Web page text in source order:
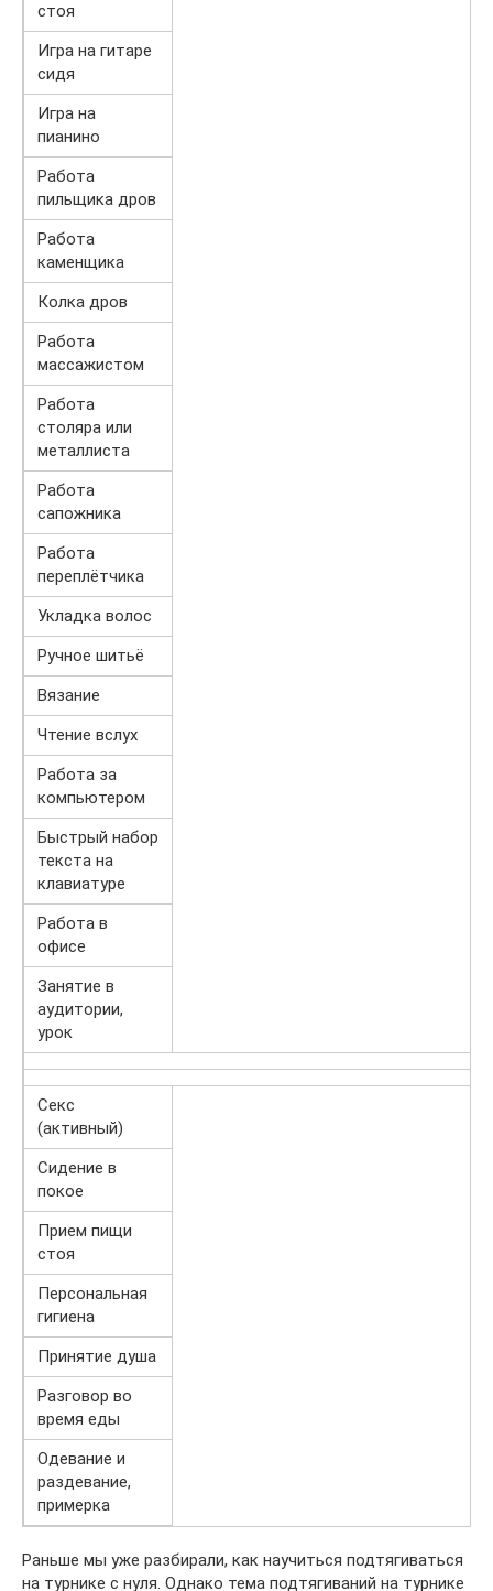
стоя
Игра на гитаре
сидя
Игра на
пианино
Работа
пильщика дров
Работа
каменщика
Колка дров
Работа
массажистом
Работа
столяра или
металлиста
Работа
сапожника
Работа
переплётчика
Укладка волос
Ручное шитьё
Вязание
Чтение вслух
Работа за
компьютером
Быстрый набор
текста на
клавиатуре
Работа в
офисе
Занятие в
аудитории,
урок
Секс
(активный)
Сидение в
покое
Прием пищи
стоя
Персональная
гигиена
Принятие душа
Разговор во
время еды
Одевание и
раздевание,
примерка
Раньше мы уже разбирали, как научиться подтягиваться
на турнике с нуля. Однако тема подтягиваний на турнике